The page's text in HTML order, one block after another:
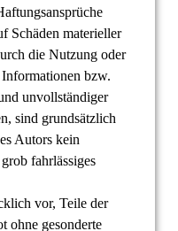
Schäden materieller
die Nutzung oder
bzw.
unvollständiger
sind grundsätzlich
Autors kein
fahrlässiges
vor, Teile der
ohne gesonderte